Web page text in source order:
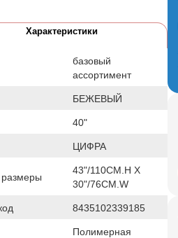
Характеристики
базовый
ассортимент
БЕЖЕВЫЙ
40"
ЦИФРА
43"/110CM.H X
30"/76CM.W
8435102339185
Полимерная